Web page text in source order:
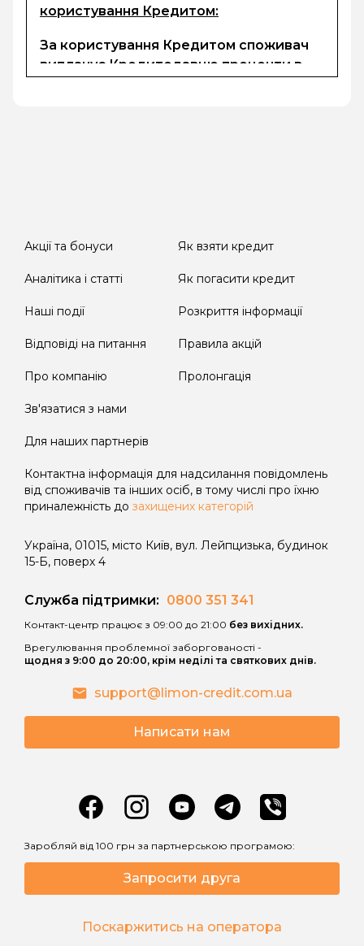
користування Кредитом:
За користування Кредитом споживач
виплачує Кредитодавцю проценти в
строки та розмірах, що встановлені
України.
Для продукту FLASH
У зв'язку з наданням кредиту у формі
12 Закону України «Про споживче
кредитування» графік платежів до
містить положення, якими
платежів з погашення кредиту.
Користування споживачем сумою
наданого кредиту після закінчення
Дисконтного періоду кредитування
• витрати споживача за користування
Кредитом зростають внаслідок
нарахування процентів за користування
Кредитом після закінчення
Дисконтного періоду кредитування за
внаслідок застосування правил
розрахунку грошових зобов’язань
споживача по сплаті процентів за
користування Кредитом відповідно до
розміру Базової процентної ставки і
скасування правил нарахування
Дисконтної та Індивідуальної
Акції та бонуси
Аналітика і статті
Наші події
Відповіді на питання
Про компанію
Зв'язатися з нами
Для наших партнерів
Як взяти кредит
Як погасити кредит
Розкриття інформації
Правила акцій
Пролонгація
Контактна інформація для надсилання повідомлень
від споживачів та інших осіб, в тому числі про їхню
приналежність до захищених категорій
Україна, 01015, місто Київ, вул. Лейпцизька, будинок
15-Б, поверх 4
Служба підтримки: 0800 351 341
Контакт-центр працює з 09:00 до 21:00 без вихідних.
Врегулювання проблемної заборгованості -
щодня з 9:00 до 20:00, крім неділі та святкових днів.
support@limon-credit.com.ua
Написати нам
Заробляй від 100 грн за партнерською програмою:
Запросити друга
Поскаржитись на оператора